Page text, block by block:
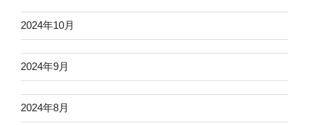
2024年10月
2024年9月
2024年8月